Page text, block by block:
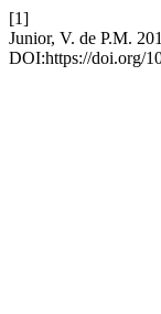
[1]
Junior, V. de P.M.
DOI:https://doi.org/